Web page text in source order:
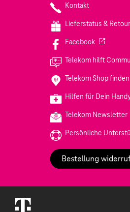
Kontakt
Lieferstatus &
Facebook(Wird in
Telekom hilft
Telekom Shop finden
Hilfen für Dein
Telekom Newsletter
Persönliche
Bestellung